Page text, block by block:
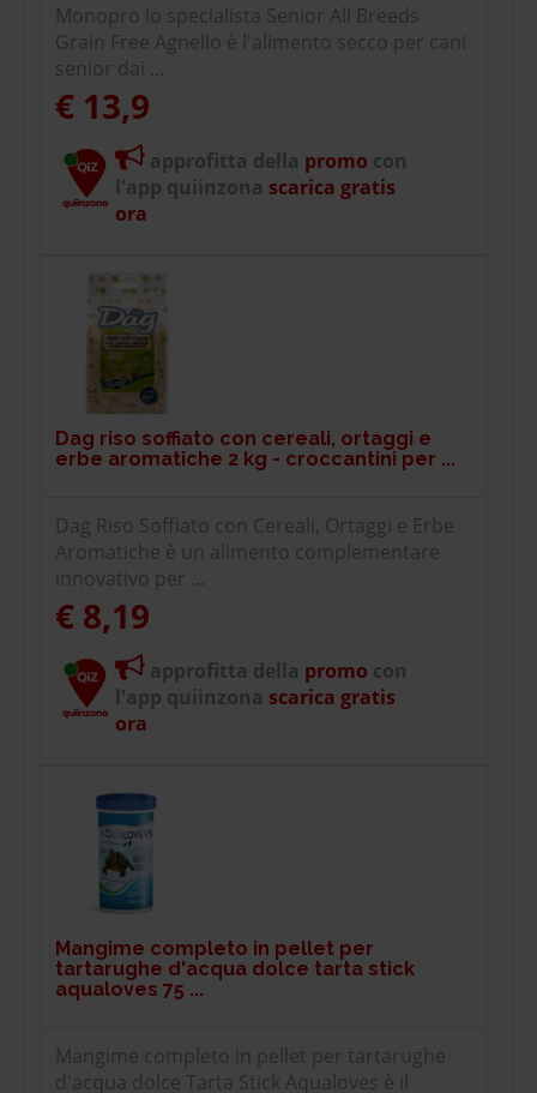
Monopro lo specialista Senior All Breeds
Grain Free Agnello è l'alimento secco per cani
senior dai ...
€ 13,9
approfitta della promo con
l'app quiinzona scarica gratis
ora
Dag riso soffiato con cereali, ortaggi e
erbe aromatiche 2 kg - croccantini per ...
Dag Riso Soffiato con Cereali, Ortaggi e Erbe
Aromatiche è un alimento complementare
innovativo per ...
€ 8,19
approfitta della promo con
l'app quiinzona scarica gratis
ora
Mangime completo in pellet per
tartarughe d'acqua dolce tarta stick
aqualoves 75 ...
Mangime completo in pellet per tartarughe
d'acqua dolce Tarta Stick Aqualoves è il